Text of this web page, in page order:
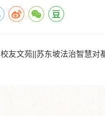
校友文苑||苏东坡法治智慧对